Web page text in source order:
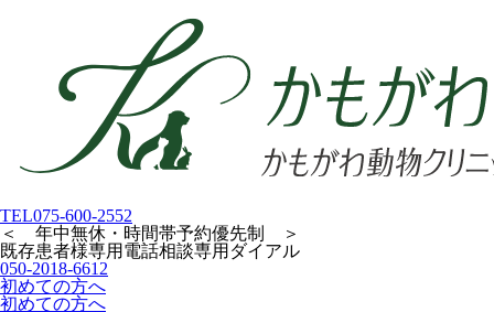
TEL075-600-2552
＜ 年中無休・時間帯予約優先制 ＞
既存患者様専用 電話相談専用ダイアル
050-2018-6612
初めての方へ
初めての方へ